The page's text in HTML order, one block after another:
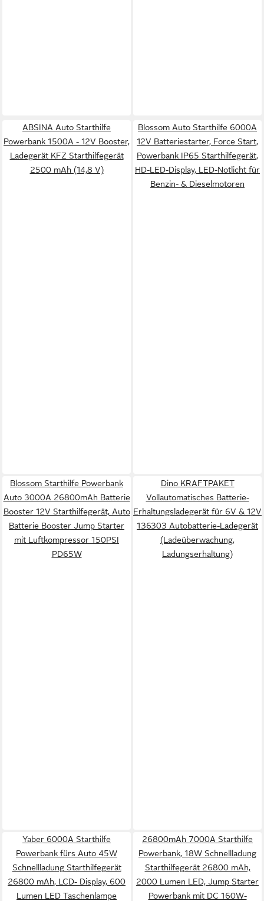
ABSINA Auto Starthilfe
Powerbank 1500A - 12V Booster,
Ladegerät KFZ Starthilfegerät
2500 mAh (14,8 V)
Blossom Auto Starthilfe 6000A
12V Batteriestarter, Force Start,
Powerbank IP65 Starthilfegerät,
HD-LED-Display, LED-Notlicht für
Benzin- & Dieselmotoren
Blossom Starthilfe Powerbank
Auto 3000A 26800mAh Batterie
Booster 12V Starthilfegerät, Auto
Batterie Booster Jump Starter
mit Luftkompressor 150PSI
PD65W
Dino KRAFTPAKET
Vollautomatisches Batterie-
Erhaltungsladegerät für 6V & 12V
136303 Autobatterie-Ladegerät
(Ladeüberwachung,
Ladungserhaltung)
Yaber 6000A Starthilfe
Powerbank fürs Auto 45W
Schnellladung Starthilfegerät
26800 mAh, LCD- Display, 600
Lumen LED Taschenlampe
26800mAh 7000A Starthilfe
Powerbank, 18W Schnellladung
Starthilfegerät 26800 mAh,
2000 Lumen LED, Jump Starter
Powerbank mit DC 160W-